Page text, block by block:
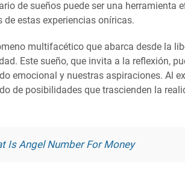
de sueños puede ser una herramienta
estas experiencias oníricas.
multifacético que abarca desde la
Este sueño, que invita a la reflexión,
emocional y nuestras aspiraciones. Al
de posibilidades que trascienden la
Is Angel Number For Money